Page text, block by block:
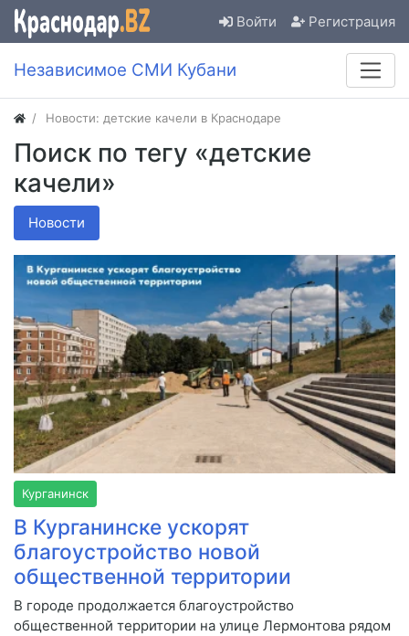
Войти Регистрация
Независимое СМИ Кубани
Новости: детские качели в Краснодаре
Поиск по тегу «детские
качели»
Новости
Курганинск
В Курганинске ускорят
благоустройство новой
общественной территории
В городе продолжается благоустройство
общественной территории на улице Лермонтова рядом